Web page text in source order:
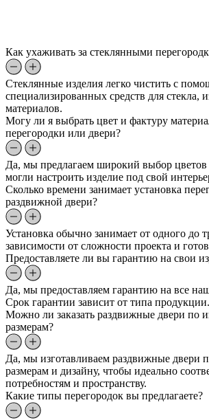
Как ухаживать за стеклянными
Стеклянные изделия легко чистить с
специализированных средств для стекла,
материалов.
Могу ли я выбрать цвет и фактуру
перегородки или двери?
Да, мы предлагаем широкий выбор
могли настроить изделие под свой
Сколько времени занимает установка
раздвижной двери?
Установка обычно занимает от одного до
зависимости от сложности проекта и
Предоставляете ли вы гарантию на свои
Да, мы предоставляем гарантию на все
Срок гарантии зависит от типа продукции.
Можно ли заказать раздвижные двери по
размерам?
Да, мы изготавливаем раздвижные двери
размерам и дизайну, чтобы идеально
потребностям и пространству.
Какие типы перегородок вы предлагаете?